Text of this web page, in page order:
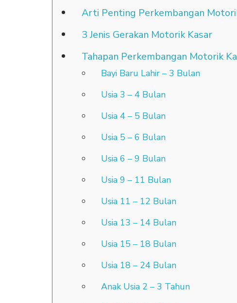
Arti Penting Perkembangan
3 Jenis Gerakan Motorik Kasar
Tahapan Perkembangan Motorik
Bayi Baru Lahir – 3 Bulan
Usia 3 – 4 Bulan
Usia 4 – 5 Bulan
Usia 5 – 6 Bulan
Usia 6 – 9 Bulan
Usia 9 – 11 Bulan
Usia 11 – 12 Bulan
Usia 13 – 14 Bulan
Usia 15 – 18 Bulan
Usia 18 – 24 Bulan
Anak Usia 2 – 3 Tahun